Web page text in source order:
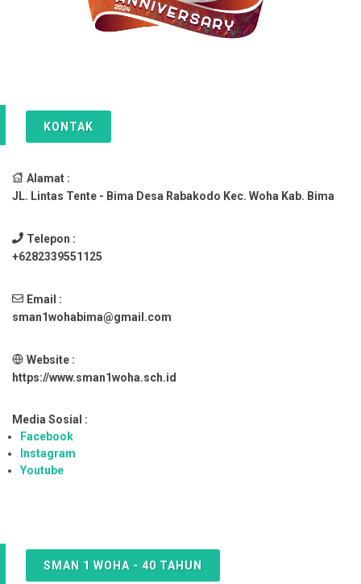
KONTAK
Alamat :
JL. Lintas Tente - Bima Desa Rabakodo Kec. Woha Kab. Bima
Telepon :
+6282339551125
Email :
sman1wohabima@gmail.com
Website :
https://www.sman1woha.sch.id
Media Sosial :
Facebook
Instagram
Youtube
SMAN 1 WOHA - 40 TAHUN